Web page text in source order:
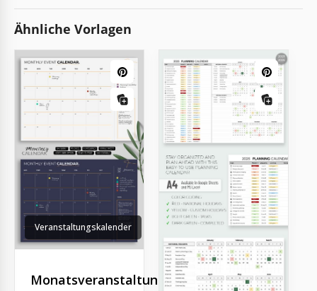
Ähnliche Vorlagen
Veranstaltungskalender
Monatsveranstaltungskalender